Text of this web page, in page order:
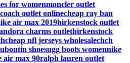
for womenmoncler outlet
coach outlet onlinecheap ray ban
air max 2019birkenstock outlet
charms outletbirkenstock
cheap nfl jerseys wholesalechch
shoesugg boots womennike
air max 90ralph lauren outlet